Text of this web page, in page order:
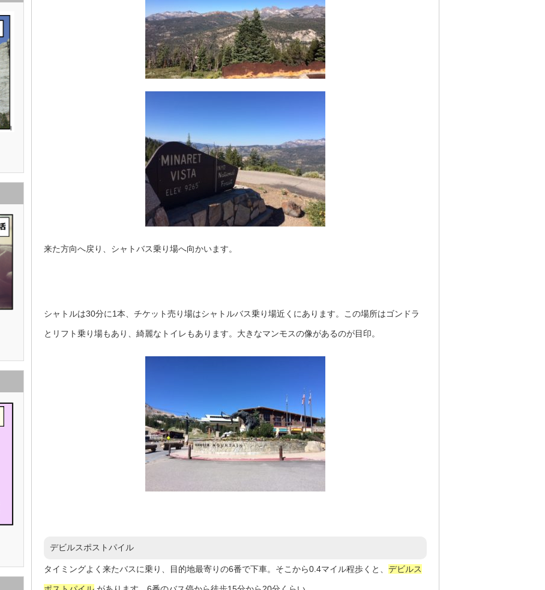
来た方向へ戻り、シャトバス乗り場へ向かいます。
シャトルは30分に1本、チケット売り場はシャトルバス乗り場近くにあります。この場所はゴンドラ
とリフト乗り場もあり、綺麗なトイレもあります。大きなマンモスの像があるのが目印。
デビルスポストパイル
タイミングよく来たバスに乗り、目的地最寄りの6番で下車。そこから0.4マイル程歩くと、 デビルス